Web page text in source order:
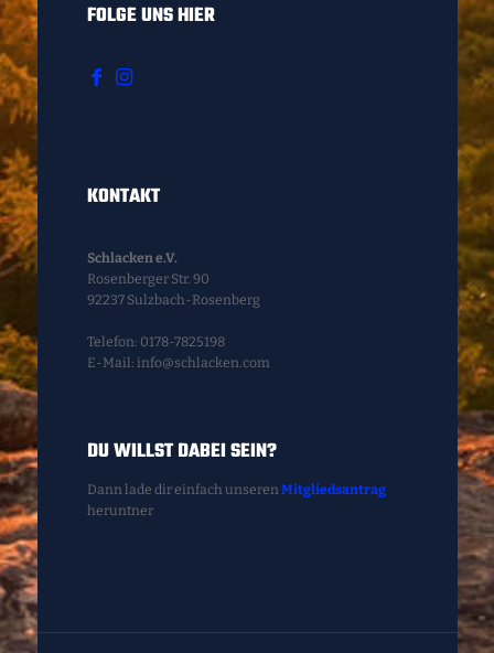
FOLGE UNS HIER
KONTAKT
Schlacken e.V.
Rosenberger Str. 90
92237 Sulzbach-Rosenberg
Telefon: 0178-7825198
E-Mail: info@schlacken.com
DU WILLST DABEI SEIN?
Dann lade dir einfach unserenMitgliedsantrag
heruntner